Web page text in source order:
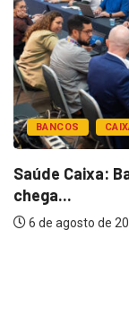
BANCOS
Saúde Caixa:
chega...
6 de agosto de